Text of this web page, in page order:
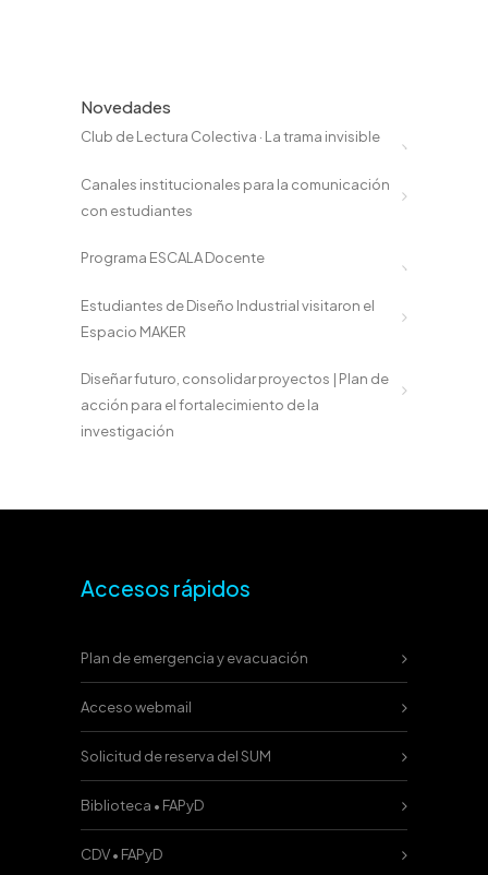
Novedades
Club de Lectura Colectiva · La trama invisible
Canales institucionales para la comunicación
con estudiantes
Programa ESCALA Docente
Estudiantes de Diseño Industrial visitaron el
Espacio MAKER
Diseñar futuro, consolidar proyectos | Plan de
acción para el fortalecimiento de la
investigación
Accesos rápidos
Plan de emergencia y evacuación
Acceso webmail
Solicitud de reserva del SUM
Biblioteca • FAPyD
CDV • FAPyD